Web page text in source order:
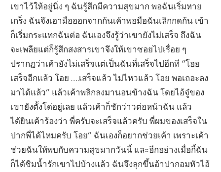
เขาไว้ให้อยู่นิ่ง ๆ ฉันรู้สึกมีความสุขมาก พอฉันเริ่มหาย
เกร็ง ฉันจึงเอามือออกจากก้นเค้าพอมือฉันเลิกกดก้น เข้า
ก็เริ่มกระแทกฉันต่อ ฉันเองจึงรู้ว่าเขายังไม่เสร็จ ถึงฉัน
จะเพลียแต่ก็รู้สึกสงสารเขาจึงให้เขาซอยไปเรื่อย ๆ
ปรากฏว่าเค้ายังไม่เสร็จแต่เป็นฉันที่เสร็จไปอีกที “โอย
เสร็จอีกแล้ว โอย ….เสร็จแล้ว ไม่ไหวแล้ว โอย พอเถอะลง
มาได้แล้ว” แล้วเค้าพลิกลงมานอนข้างฉัน โดยไอ้จู๋ของ
เขายังตั้งโด่อยู่เลย แล้วเค้าก็ชักว่าวต่อหน้าฉัน แล้ว
ได้ยินเค้าร้องว่า พี่ครับจะเสร็จแล้วครับ พี่ผมของเสร็จใน
ปากพี่ได้ไหมครับ โอย” ฉันเองก็อยากช่วยเค้า เพราะเค้า
ช่วยฉันให้พบกับความสุขมากวันนี้ และอีกอย่างเมื่อกี้ฉัน
ก็ได้ชิมน้ำรักเขาไปบ้างแล้ว ฉันจึงลุกขึ้นอ้าปากอมหัวไอ้